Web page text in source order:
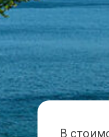
В